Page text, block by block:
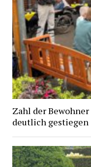
Zahl der
deutlich gestiegen